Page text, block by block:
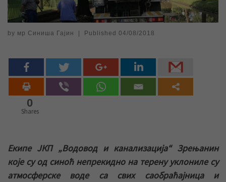
by мр Синиша Гајин Published 04/08/2018
0
Shares
Екипе ЈКП „Водовод и канализација“ Зрењанин
које су од синоћ непрекидно на терену уклониле су
атмосферске воде са свих саобраћајница и